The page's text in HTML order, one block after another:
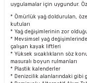
uygulamalar için uygundur.
* Ömürlük yağ doldurulan,
kutuları
* Yağ değişimlerinin zor
* Mevsimsel yağ
çalışan kayak liftleri
* Yüksek sıcaklıkların söz
masuralı boyun rulmanları
* Plastik kalenderler
* Denizcilik alanlarındaki gibi